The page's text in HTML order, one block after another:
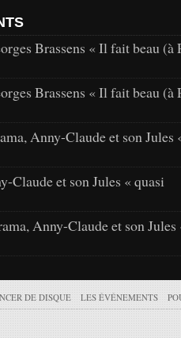
Brassens « Il fait beau (à
Brassens « Il fait beau (à
Anny-Claude et son Jules
Claude et son Jules « quasi
Anny-Claude et son Jules
DE DISQUE LES ÉVÉNEMENTS